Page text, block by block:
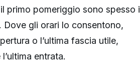
primo pomeriggio sono spesso i
Dove gli orari lo consentono,
o l’ultima fascia utile,
entrata.